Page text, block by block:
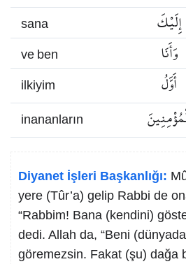
sana إِلَيْكَ
ve ben وَأَنَا
ilkiyim أَوَّلُ
inananların
Diyanet İşleri Başkanlığı:
yere (Tûr’a) gelip Rabbi de
“Rabbim! Bana (kendini)
dedi. Allah da, “Beni
göremezsin. Fakat (şu) dağa